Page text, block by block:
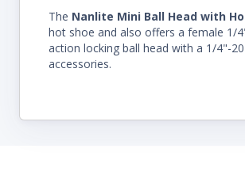
The Nanlite Mini Ball Head with
hot shoe and also offers a female 1/
action locking ball head with a 1/4"-
accessories.